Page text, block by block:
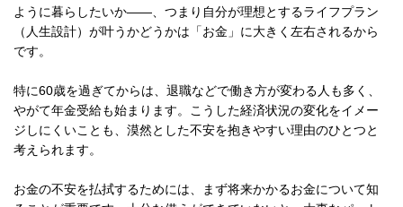
ように暮らしたいか――、つまり自分が理想とするライフプラン
（人生設計）が叶うかどうかは「お金」に大きく左右されるから
です。
特に60歳を過ぎてからは、退職などで働き方が変わる人も多く、
やがて年金受給も始まります。こうした経済状況の変化をイメー
ジしにくいことも、漠然とした不安を抱きやすい理由のひとつと
考えられます。
お金の不安を払拭するためには、まず将来かかるお金について知